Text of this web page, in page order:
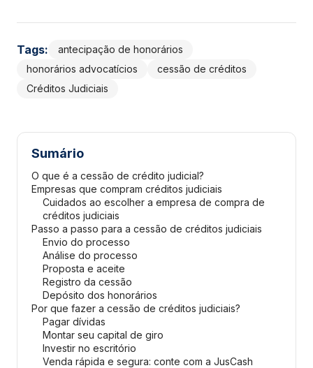
Tags:
antecipação de honorários
honorários advocatícios
cessão de créditos
Créditos Judiciais
Sumário
O que é a cessão de crédito judicial?
Empresas que compram créditos judiciais
Cuidados ao escolher a empresa de compra de
créditos judiciais
Passo a passo para a cessão de créditos judiciais
Envio do processo
Análise do processo
Proposta e aceite
Registro da cessão
Depósito dos honorários
Por que fazer a cessão de créditos judiciais?
Pagar dívidas
Montar seu capital de giro
Investir no escritório
Venda rápida e segura: conte com a JusCash